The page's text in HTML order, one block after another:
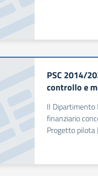
PSC 2014/
controllo e
Il Dipartimento
finanziario
Progetto